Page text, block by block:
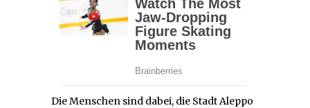
Die Menschen sind dabei, die Stadt Aleppo